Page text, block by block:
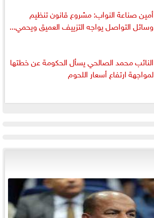
أمين صناعة النواب: مشروع قانون تنظيم
وسائل التواصل يواجه التزييف العميق ويحمي...
النائب محمد الصالحي يسأل الحكومة عن خطتها
لمواجهة ارتفاع أسعار اللحوم